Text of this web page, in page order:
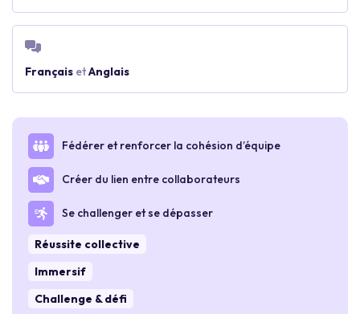
Français etAnglais
Fédérer et renforcer la cohésion d’équipe
Créer du lien entre collaborateurs
Se challenger et se dépasser
Réussite collective
Immersif
Challenge & défi